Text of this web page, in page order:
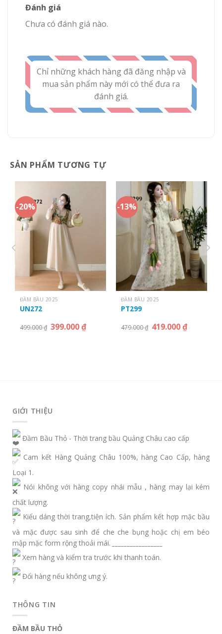
Đánh giá
Chưa có đánh giá nào.
Chỉ những khách hàng đã đăng nhập và
mua sản phẩm này mới có thể đưa ra
đánh giá.
SẢN PHẨM TƯƠNG TỰ
-20%
ĐẦM BẦU 2025
UN272
499.000₫ 399.000₫
-13%
ĐẦM BẦU 2025
PT299
479.000₫ 419.000₫
GIỚI THIỆU
Đầm Bầu Thỏ - Thời trang bầu Quảng Châu cao cấp
Cam kết Hàng Quảng Châu 100%, hàng Cao Cấp, hàng
Loại 1.
Nói không với hàng copy nhái mẫu , hàng may lại kém
chất lượng.
Kiểu dáng thời trang,tiện ích. Sản phẩm kết hợp mặc bầu
và mặc được sau sinh để che che bụng hoặc chị em béo
mập mặc form rộng thoải mái.
Xem hàng và kiểm tra trước khi thanh toán.
Đổi hàng nếu không ưng ý.
THÔNG TIN
ĐẦM BẦU THỎ